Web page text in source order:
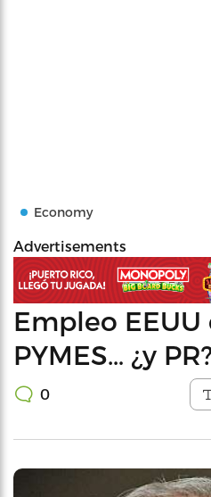
Economy
Advertisements
Empleo EEUU
PYMES… ¿y
0